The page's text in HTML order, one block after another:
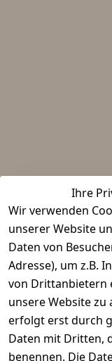
Ihre
Wir verwenden
unserer Website
Daten von
Adresse), um z.B.
von Drittanbietern
unsere Website
erfolgt erst durch
Daten mit Dritten,
benennen. Die